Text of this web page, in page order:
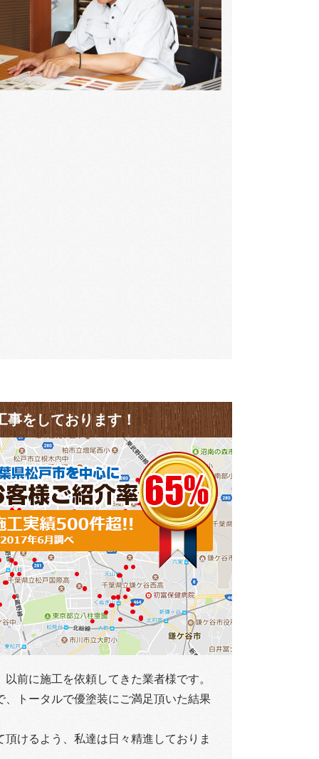
事をしております！
前に施工を依頼してきた業者様です。
トータルで優塗装にご満足頂いた結果
けるよう、私達は日々精進しておりま